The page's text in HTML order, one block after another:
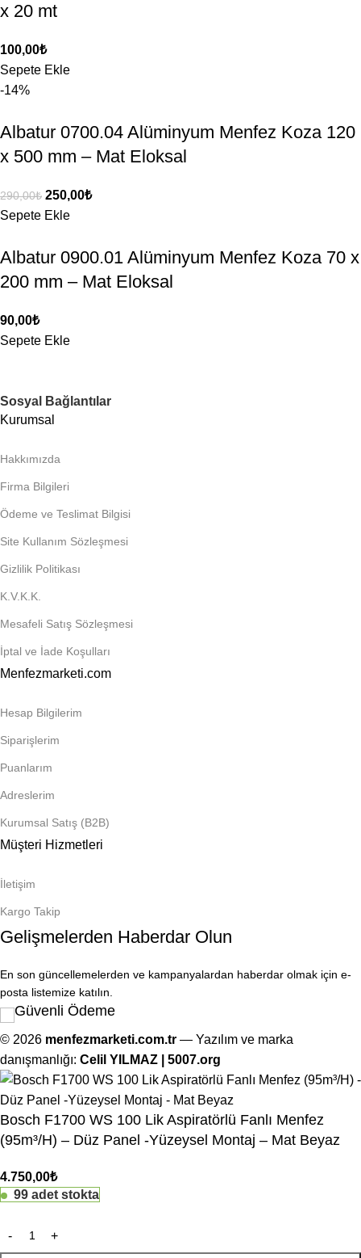
x 20 mt
100,00₺
Sepete Ekle
-14%
Albatur 0700.04 Alüminyum Menfez Koza 120
x 500 mm – Mat Eloksal
290,00₺ 250,00₺
Sepete Ekle
Albatur 0900.01 Alüminyum Menfez Koza 70 x
200 mm – Mat Eloksal
90,00₺
Sepete Ekle
Sosyal Bağlantılar
Kurumsal
Hakkımızda
Firma Bilgileri
Ödeme ve Teslimat Bilgisi
Site Kullanım Sözleşmesi
Gizlilik Politikası
K.V.K.K.
Mesafeli Satış Sözleşmesi
İptal ve İade Koşulları
Menfezmarketi.com
Hesap Bilgilerim
Siparişlerim
Puanlarım
Adreslerim
Kurumsal Satış (B2B)
Müşteri Hizmetleri
İletişim
Kargo Takip
Gelişmelerden Haberdar Olun
En son güncellemelerden ve kampanyalardan haberdar olmak için e-
posta listemize katılın.
Güvenli Ödeme
© 2026 menfezmarketi.com.tr — Yazılım ve marka
danışmanlığı: Celil YILMAZ | 5007.org
Bosch F1700 WS 100 Lik Aspiratörlü Fanlı Menfez
(95m³/H) – Düz Panel -Yüzeysel Montaj – Mat Beyaz
4.750,00₺
99 adet stokta